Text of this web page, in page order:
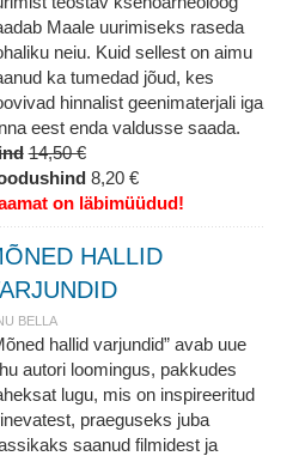
Maale uurimiseks raseda
neiu. Kuid sellest on aimu
ka tumedad jõud, kes
hinnalist geenimaterjali iga
eest enda valdusse saada.
14,50 €
8,20 €
on läbimüüdud!
HALLID
BELLA
hallid varjundid” avab uue
autori loomingus, pakkudes
lugu, mis on inspireeritud
praeguseks juba
saanud filmidest ja